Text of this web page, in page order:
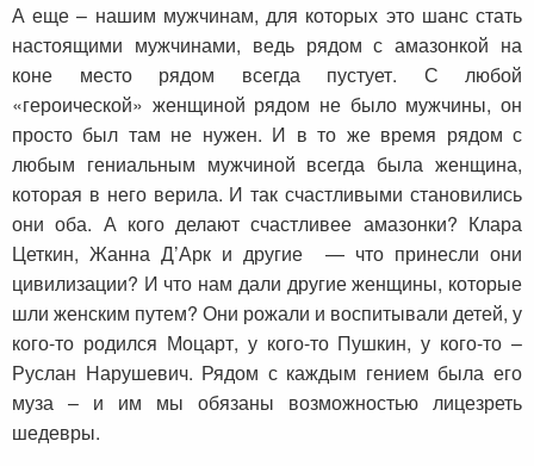
А еще – нашим мужчинам, для которых это шанс стать
настоящими мужчинами, ведь рядом с амазонкой на
коне место рядом всегда пустует. С любой
«героической» женщиной рядом не было мужчины, он
просто был там не нужен. И в то же время рядом с
любым гениальным мужчиной всегда была женщина,
которая в него верила. И так счастливыми становились
они оба. А кого делают счастливее амазонки? Клара
Цеткин, Жанна Д’Арк и другие — что принесли они
цивилизации? И что нам дали другие женщины, которые
шли женским путем? Они рожали и воспитывали детей, у
кого-то родился Моцарт, у кого-то Пушкин, у кого-то –
Руслан Нарушевич. Рядом с каждым гением была его
муза – и им мы обязаны возможностью лицезреть
шедевры.